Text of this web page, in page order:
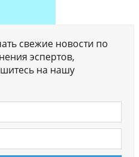
свежие новости по
эспертов,
на нашу